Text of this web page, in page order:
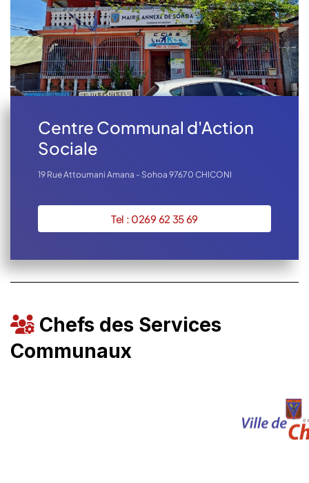
Centre Communal d'Action
Sociale
19 Rue Attoumani Amana - Sohoa 97670 CHICONI
Tel : 0269 62 35 69
Chefs des Services
Communaux